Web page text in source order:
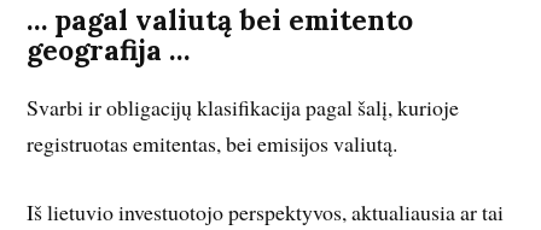
… pagal valiutą bei emitento
geografija …
Svarbi ir obligacijų klasifikacija pagal šalį, kurioje
registruotas emitentas, bei emisijos valiutą.
Iš lietuvio investuotojo perspektyvos, aktualiausia ar tai